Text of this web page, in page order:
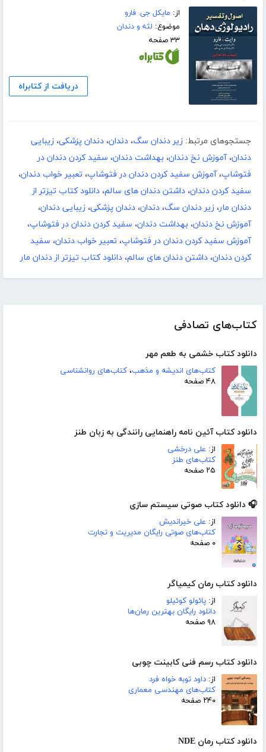
کتاب‌های تصادفی
دانلود کتاب خشمی به طعم مهر
کتاب‌های اندیشه و مذهب، کتاب‌های روانشناسی
۴۸ صفحه
دانلود کتاب آئین نامه راهنمایی رانندگی به زبان طنز
از: علی درخشی
کتاب‌های طنز
۲۵ صفحه
🎧 دانلود کتاب صوتی سیستم سازی
از: علی خیراندیش
کتاب‌های صوتی رایگان مدیریت و تجارت
۰ صفحه
دانلود کتاب رمان کیمیاگر
از: پائولو کوئیلو
دانلود رایگان بهترین رمان‌ها
۹۸ صفحه
دانلود کتاب رسم فنی کابینت چوبی
از: داود توبه خواه فرد
کتاب‌های مهندسی معماری
۲۴۰ صفحه
دانلود کتاب رمان NDE
از: مایکل جی. فارو
موضوع: لثه و دندان
۳۳ صفحه
دریافت از کتابراه
جستجوهای مرتبط: زیر دندان سگ، دندان، دندان پزشکی، زیبایی
دندان،آموزش نخ دندان، بهداشت دندان، سفید کردن دندان در
فتوشاپ،آموزش سفید کردن دندان در فتوشاپ، تعبیر خواب دندان،
سفید کردن دندان، داشتن دندان های سالم، دانلود کتاب تیزتر از
دندان مار، زیر دندان سگ، دندان، دندان پزشکی، زیبایی دندان،
آموزش نخ دندان، بهداشت دندان، سفید کردن دندان در فتوشاپ،
آموزش سفید کردن دندان در فتوشاپ، تعبیر خواب دندان، سفید
کردن دندان، داشتن دندان های سالم، دانلود کتاب تیزتر از دندان مار